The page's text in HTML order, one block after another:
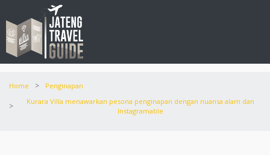
Home > Penginapan
>
Kurara Villa menawarkan pesona penginapan dengan nuansa alam dan
Instagramable